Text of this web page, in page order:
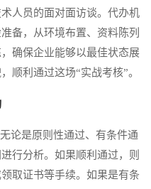
人员的面对面访谈。代办机
备，从环境布置、资料陈列
确保企业能够以最佳状态展
顺利通过这场“实战考核”。
是原则性通过、有条件通
行分析。如果顺利通过，则
取证书等手续。如果是有条